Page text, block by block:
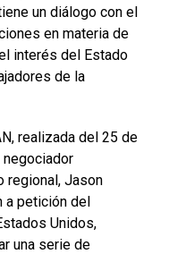
un diálogo con el
en materia de
interés del Estado
de la
realizada del 25 de
regional, Jason
a petición del
Unidos,
una serie de